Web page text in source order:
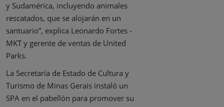
y Sudamérica, incluyendo animales
rescatados, que se alojarán en un
santuario”, explica Leonardo Fortes -
MKT y gerente de ventas de United
Parks.
La Secretaría de Estado de Cultura y
Turismo de Minas Gerais instaló un
SPA en el pabellón para promover su